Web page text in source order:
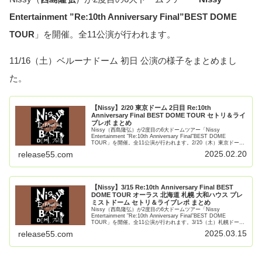
Entertainment ”Re:10th Anniversary Final”BEST DOME
TOUR 」を開催。全11公演が行われます。
11/16（土）ベルーナドーム 初日 公演の様子をまとめまし
た。
【Nissy】2/20 東京ドーム 2日目 Re:10th
Anniversary Final BEST DOME TOUR セトリ＆ライ
ブレポ まとめ
Nissy（西島隆弘）が2度目の6大ドームツアー「Nissy
Entertainment ”Re:10th Anniversary Final”BEST DOME
TOUR」を開催。全11公演が行われます。2/20（木）東京ドーム
release55.com 2025.02.20
【Nissy】3/15 Re:10th Anniversary Final BEST
DOME TOUR オーラス 北海道 札幌 大和ハウス プレ
ミストドーム セトリ＆ライブレポ まとめ
Nissy（西島隆弘）が2度目の6大ドームツアー「Nissy
Entertainment ”Re:10th Anniversary Final”BEST DOME
TOUR」を開催。全11公演が行われます。3/15（土）札幌ドーム
release55.com 2025.03.15